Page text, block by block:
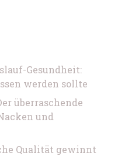
Gesundheit:
werden sollte
überraschende
und
Qualität gewinnt